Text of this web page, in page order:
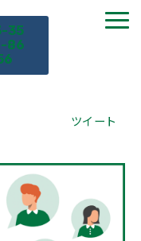
35
86
ツイート